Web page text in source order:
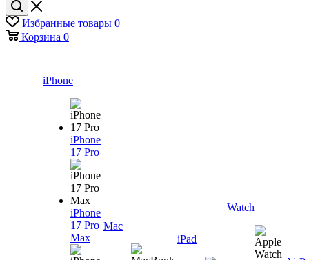
Избранные товары 0
Корзина 0
iPhone
iPhone
17 Pro
iPhone
17 Pro
Max
Mac
iPad
Watch